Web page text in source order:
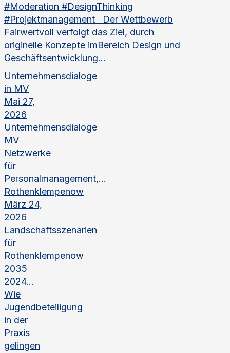
#Moderation #DesignThinking
#Projektmanagement Der Wettbewerb
Fairwertvoll verfolgt das Ziel, durch
originelle Konzepte imBereich Design und
Geschäftsentwicklung...
Unternehmensdialoge
in MV
Mai 27,
2026
Unternehmensdialoge
MV
Netzwerke
für
Personalmanagement,...
Rothenklempenow
März 24,
2026
Landschaftsszenarien
für
Rothenklempenow
2035
2024...
Wie
Jugendbeteiligung
in der
Praxis
gelingen